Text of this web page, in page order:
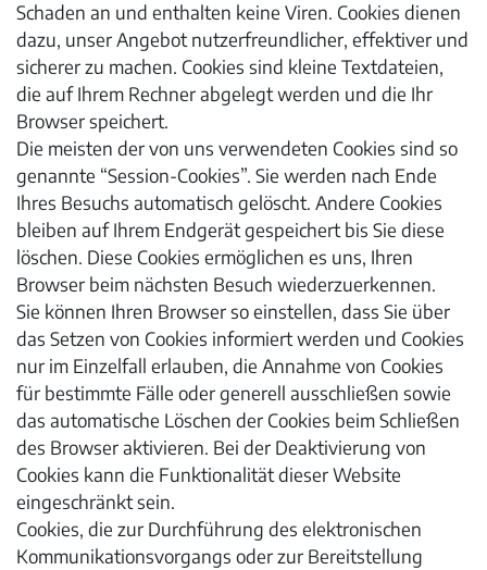
Schaden an und enthalten keine Viren. Cookies dienen
dazu, unser Angebot nutzerfreundlicher, effektiver und
sicherer zu machen. Cookies sind kleine Textdateien,
die auf Ihrem Rechner abgelegt werden und die Ihr
Browser speichert.
Die meisten der von uns verwendeten Cookies sind so
genannte “Session-Cookies”. Sie werden nach Ende
Ihres Besuchs automatisch gelöscht. Andere Cookies
bleiben auf Ihrem Endgerät gespeichert bis Sie diese
löschen. Diese Cookies ermöglichen es uns, Ihren
Browser beim nächsten Besuch wiederzuerkennen.
Sie können Ihren Browser so einstellen, dass Sie über
das Setzen von Cookies informiert werden und Cookies
nur im Einzelfall erlauben, die Annahme von Cookies
für bestimmte Fälle oder generell ausschließen sowie
das automatische Löschen der Cookies beim Schließen
des Browser aktivieren. Bei der Deaktivierung von
Cookies kann die Funktionalität dieser Website
eingeschränkt sein.
Cookies, die zur Durchführung des elektronischen
Kommunikationsvorgangs oder zur Bereitstellung